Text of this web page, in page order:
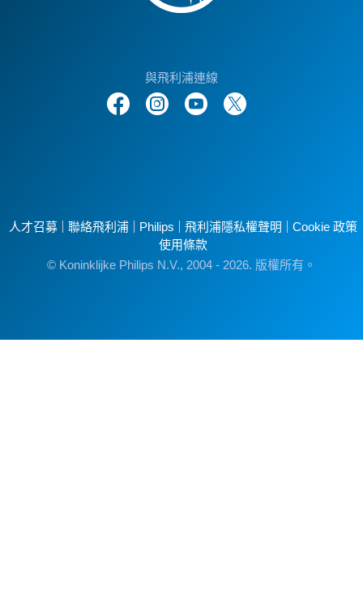
與飛利浦連線
人才召募 聯絡飛利浦 Philips 飛利浦隱私權聲明
Cookie 政策
使用條款
© Koninklijke Philips N.V., 2004 - 2026. 版權所有。